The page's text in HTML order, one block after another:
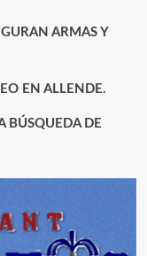
ARMAS Y
EN ALLENDE.
BÚSQUEDA DE